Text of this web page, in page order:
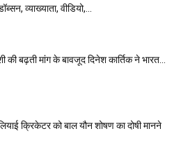
व्याख्याता, वीडियो,...
की बढ़ती मांग के बावजूद दिनेश कार्तिक ने भारत...
क्रिकेटर को बाल यौन शोषण का दोषी मानने